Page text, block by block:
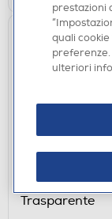
SBS - Cover
Trasparente
prestazioni
quali
preferenze.
ulteriori